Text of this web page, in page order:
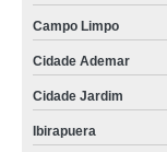
Campo Limpo
Cidade Ademar
Cidade Jardim
Ibirapuera